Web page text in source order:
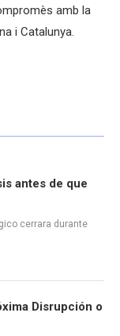
amb la
i Catalunya.
antes de que
cerrara durante
Disrupción o